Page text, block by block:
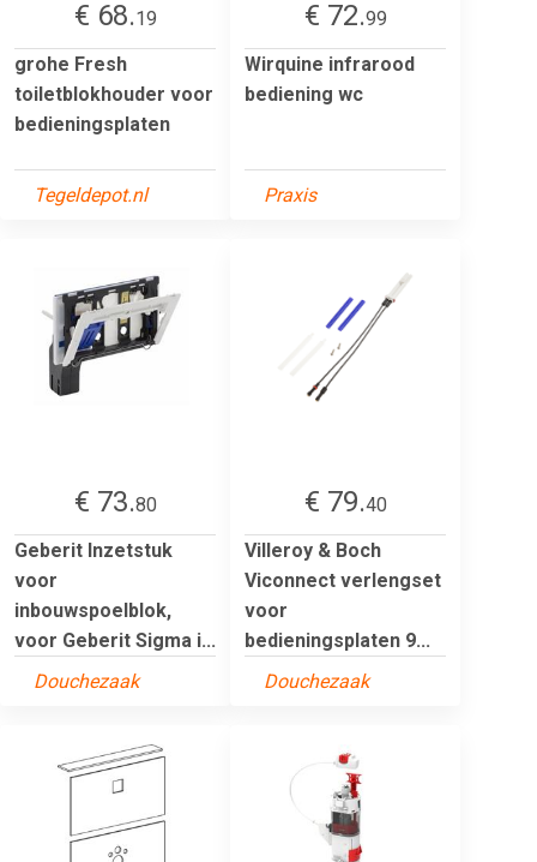
€ 68.19
grohe Fresh
toiletblokhouder voor
bedieningsplaten
Tegeldepot.nl
€ 72.99
Wirquine infrarood
bediening wc
Praxis
€ 73.80
Geberit Inzetstuk
voor
inbouwspoelblok,
voor Geberit Sigma i...
Douchezaak
€ 79.40
Villeroy & Boch
Viconnect verlengset
voor
bedieningsplaten 9...
Douchezaak